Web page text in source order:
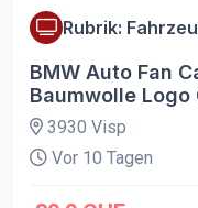
Rubrik:
BMW Auto Fan
Baumwolle Logo
3930 Visp
Vor 10 Tagen